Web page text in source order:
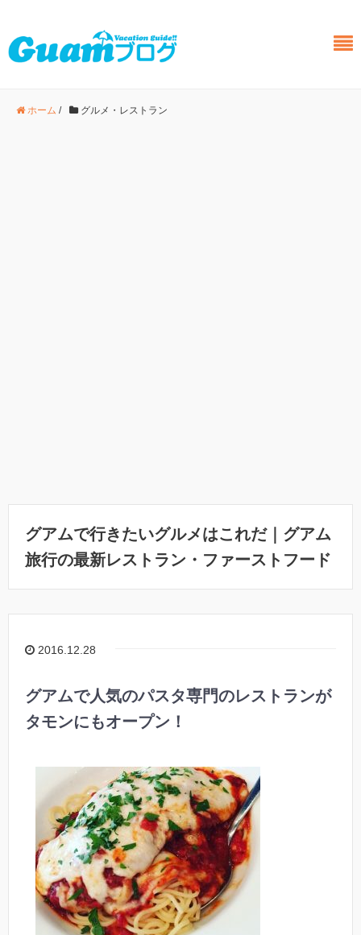
ホーム / グルメ・レストラン
グアムで行きたいグルメはこれだ｜グアム
旅行の最新レストラン・ファーストフード
2016.12.28
グアムで人気のパスタ専門のレストランが
タモンにもオープン！